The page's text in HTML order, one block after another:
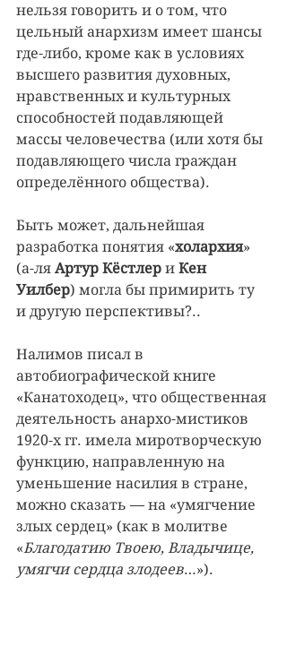
нельзя говорить и о том, что
цельный анархизм имеет шансы
где-либо, кроме как в условиях
высшего развития духовных,
нравственных и культурных
способностей подавляющей
массы человечества (или хотя бы
подавляющего числа граждан
определённого общества).
Быть может, дальнейшая
разработка понятия «холархия»
(а-ля Артур Кёстлер и Кен
Уилбер) могла бы примирить ту
и другую перспективы?..
Налимов писал в
автобиографической книге
«Канатоходец», что общественная
деятельность анархо-мистиков
1920-х гг. имела миротворческую
функцию, направленную на
уменьшение насилия в стране,
можно сказать — на «умягчение
злых сердец» (как в молитве
«Благодатию Твоею, Владычице,
умягчи сердца злодеев…»).